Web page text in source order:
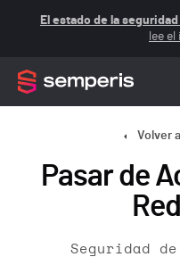
El estado de la
lee
Volver
Pasar de
Seguridad